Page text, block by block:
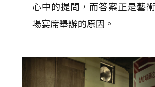
心中的提問，而答案正是藝
場宴席舉辦的原因。